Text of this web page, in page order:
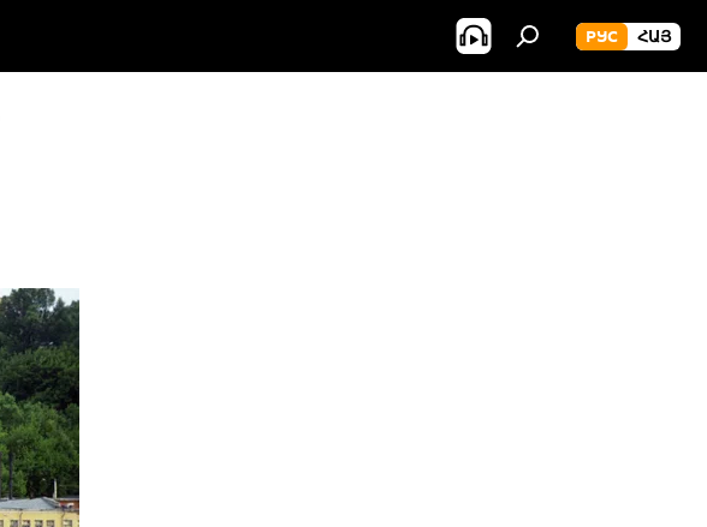
РУС ՀԱՅ